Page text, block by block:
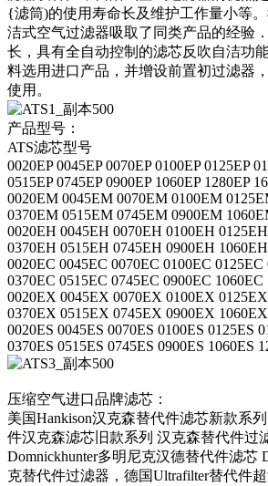
{滤筒)的使用寿命长及维护工作量小等
洁式空气过滤器吸取了同类产品的经验
长，具有全自动控制的滤芯反吹自洁功
料选用进口产品，并增设前置初过滤器
使用。
产品型号：
ATS滤芯型号
0020EP 0045EP 0070EP 0100EP 0125EP
0515EP 0745EP 0900EP 1060EP 1280EP
0020EM 0045EM 0070EM 0100EM
0370EM 0515EM 0745EM 0900EM
0020EH 0045EH 0070EH 0100EH
0370EH 0515EH 0745EH 0900EH
0020EC 0045EC 0070EC 0100EC 0125EC
0370EC 0515EC 0745EC 0900EC 1060EC
0020EX 0045EX 0070EX 0100EX
0370EX 0515EX 0745EX 0900EX
0020ES 0045ES 0070ES 0100ES 0125ES
0370ES 0515ES 0745ES 0900ES 1060ES
压缩空气进口品牌滤芯：
美国Hankison汉克森替代件滤芯新款系
件汉克森滤芯旧款系列 汉克森替代件过
Domnickhunter多明尼克汉德替代件滤芯
克替代件过滤器，德国Ultrafilter替代件